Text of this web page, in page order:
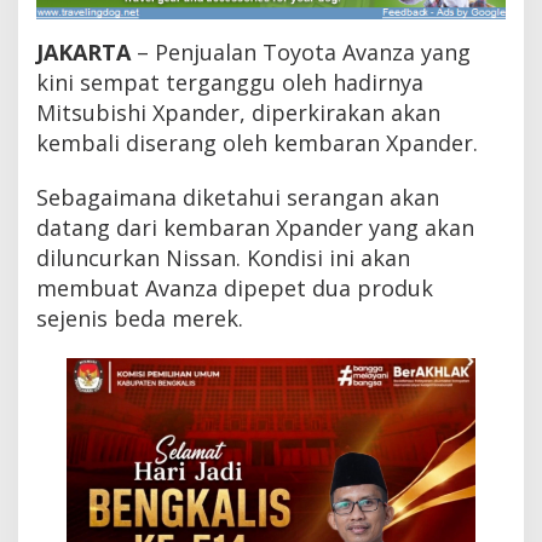
e
b
a
r
u
A
n
D
i
s
e
r
n
g
K
e
m
b
a
l
i
JAKARTA– Penjualan Toyota Avanza yang
kini sempat terganggu oleh hadirnya
Mitsubishi Xpander, diperkirakan akan
kembali diserang oleh kembaran Xpander.
Sebagaimana diketahui serangan akan
datang dari kembaran Xpander yang akan
diluncurkan Nissan. Kondisi ini akan
membuat Avanza dipepet dua produk
sejenis beda merek.